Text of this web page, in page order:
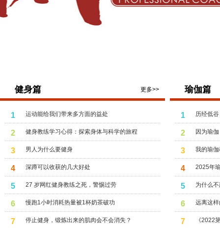
健身篇 更多>>
1 运动能给我们带来多方面的益处
2 健身教练学习心得：探索身体与科学的旅程
3 男人为什么要健身
4 深蹲可以收获的几大好处
5 27 岁网红健身教练之死，警惕过劳
6 慢跑1小时消耗热量被1杯奶茶破功
7 停止健身，锻炼出来的肌肉会不会消失？
瑜伽篇
1 历经低
2 因为瑜
3 我的瑜
4 2025年
5 为什么
6 远离这
7 《2022